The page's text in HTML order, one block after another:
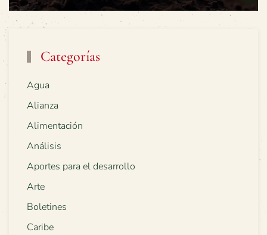
Categorías
Agua
Alianza
Alimentación
Análisis
Aportes para el desarrollo
Arte
Boletines
Caribe